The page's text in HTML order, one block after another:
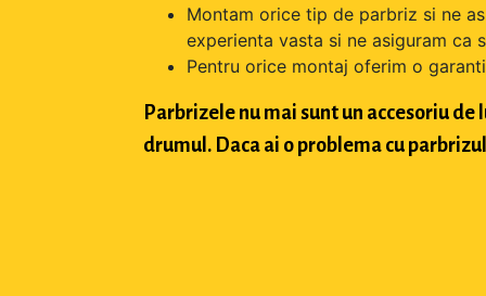
Montam orice tip de parbriz si ne
experienta vasta si ne asiguram ca
Pentru orice montaj oferim o
Parbrizele nu mai sunt un accesoriu
drumul. Daca ai o problema cu